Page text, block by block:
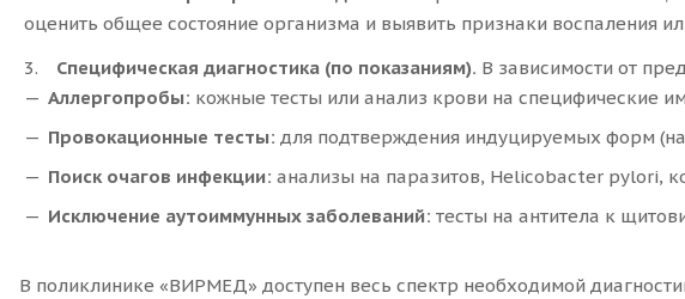
оценить общее состояние организма и выявить признаки воспаления
Специфическая диагностика (по показаниям). В зависимости от
Аллергопробы: кожные тесты или анализ крови на специфические
Провокационные тесты: для подтверждения индуцируемых форм
Поиск очагов инфекции: анализы на паразитов, Helicobacter pylori,
Исключение аутоиммунных заболеваний: тесты на антитела к
В поликлинике «ВИРМЕД» доступен весь спектр необходимой